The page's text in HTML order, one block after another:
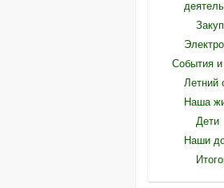
События и
Летний
Наша
Дети
Наши